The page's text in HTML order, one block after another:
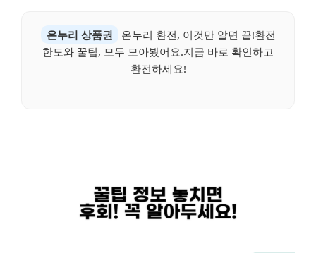
온누리 상품권
온누리 환전, 이것만 알면 끝!환전
한도와 꿀팁, 모두 모아봤어요.지금 바로 확인하고
환전하세요!